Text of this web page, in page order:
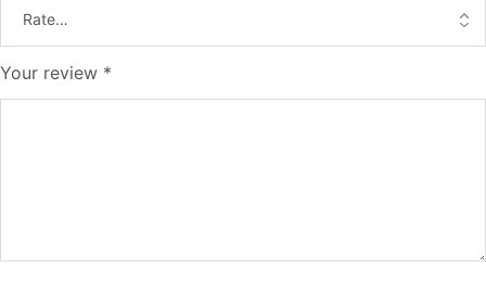
Your review *